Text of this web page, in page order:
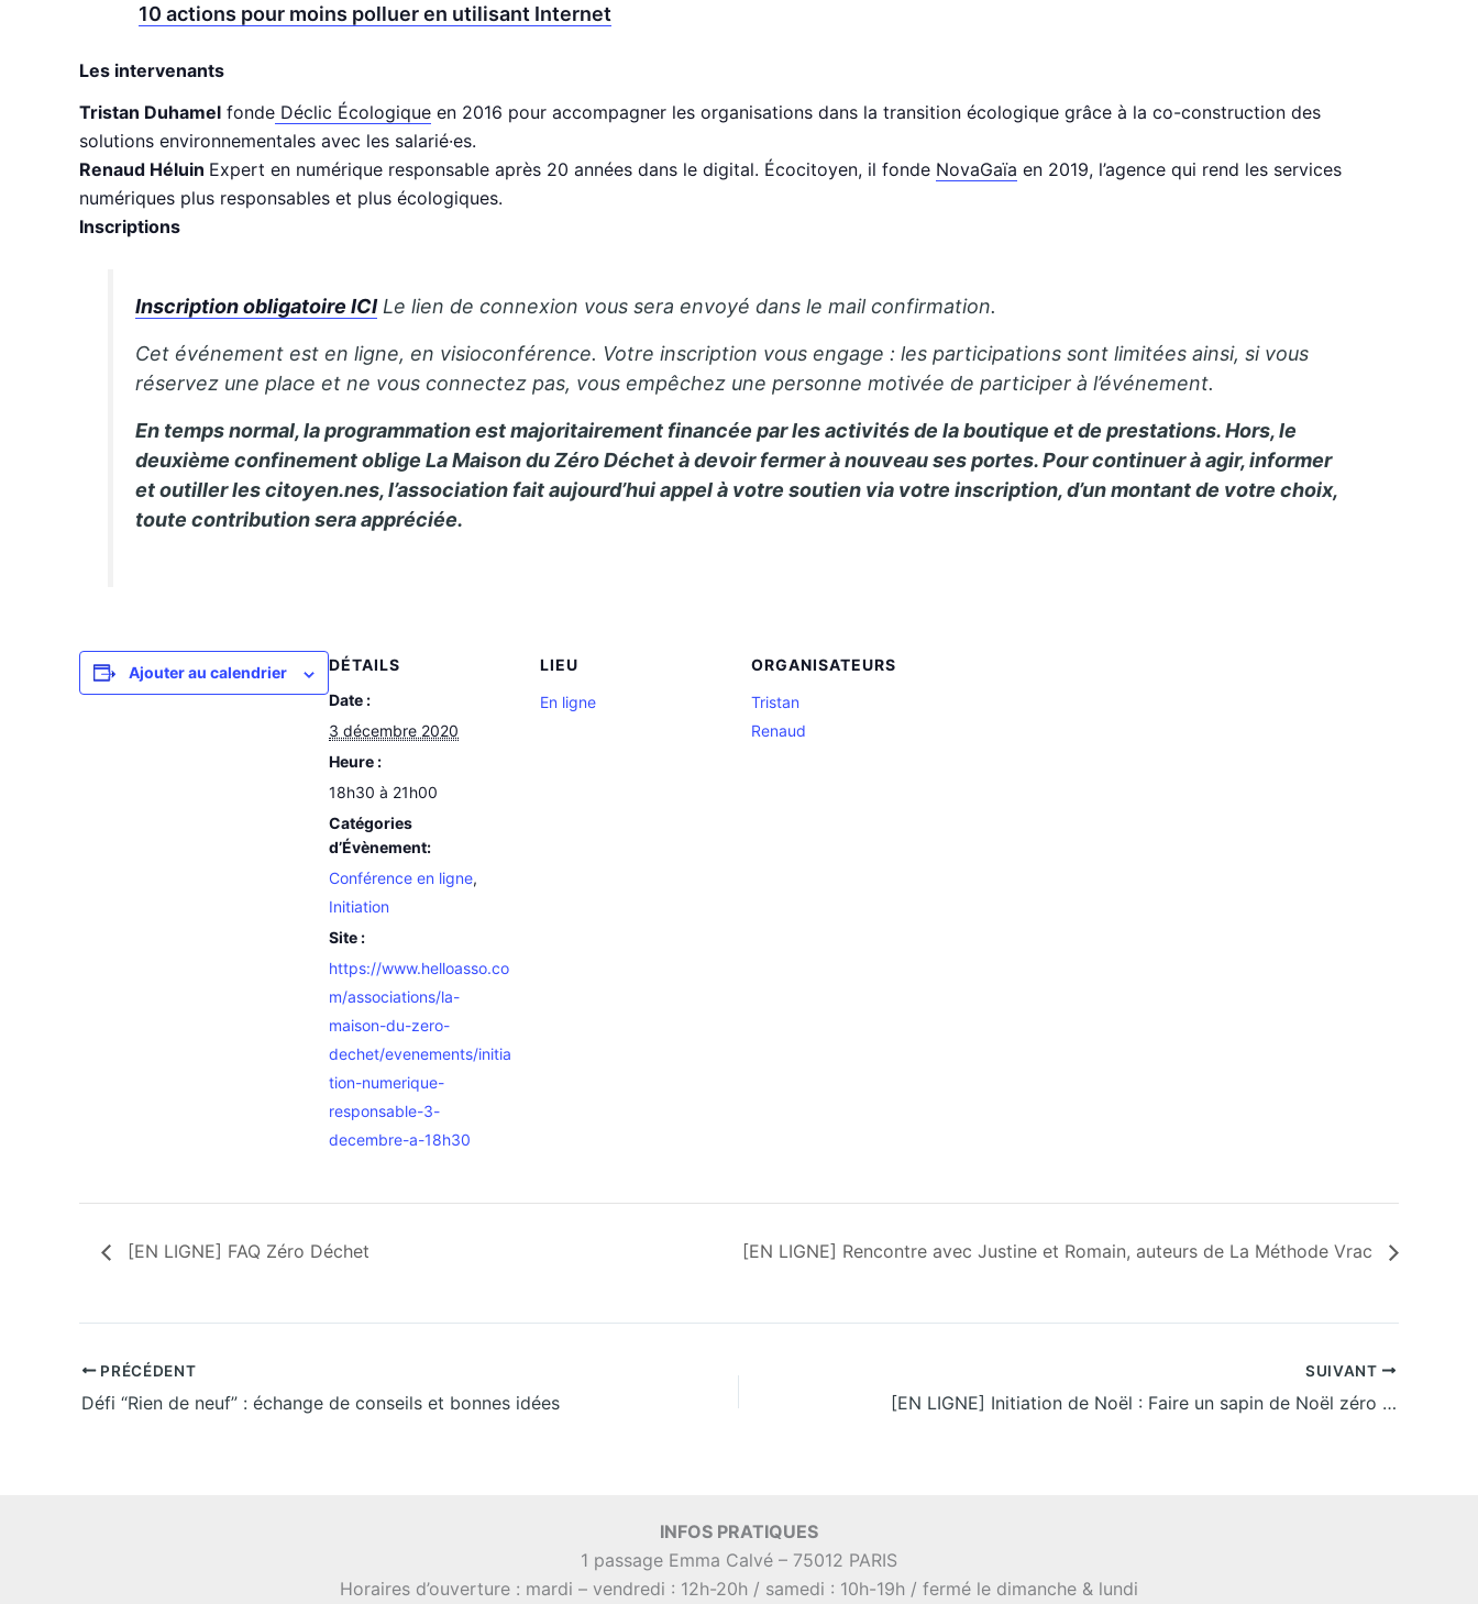
10 actions pour moins polluer en utilisant Internet
Les intervenants
Tristan Duhamel fonde Déclic Écologique en 2016 pour accompagner les organisations dans la transition écologique grâce à la co-construction des
solutions environnementales avec les salarié·es.
Renaud Héluin Expert en numérique responsable après 20 années dans le digital. Écocitoyen, il fonde NovaGaïa en 2019, l’agence qui rend les services
numériques plus responsables et plus écologiques.
Inscriptions
Inscription obligatoire ICI Le lien de connexion vous sera envoyé dans le mail confirmation.
Cet événement est en ligne, en visioconférence. Votre inscription vous engage : les participations sont limitées ainsi, si vous
réservez une place et ne vous connectez pas, vous empêchez une personne motivée de participer à l’événement.
En temps normal, la programmation est majoritairement financée par les activités de la boutique et de prestations. Hors, le
deuxième confinement oblige La Maison du Zéro Déchet à devoir fermer à nouveau ses portes. Pour continuer à agir, informer
et outiller les citoyen.nes, l’association fait aujourd’hui appel à votre soutien via votre inscription, d’un montant de votre choix,
toute contribution sera appréciée.
Ajouter au calendrier
DÉTAILS
Date :
3 décembre 2020
Heure :
18h30 à 21h00
Catégories
d’Évènement:
Conférence en ligne,
Initiation
Site :
https://www.helloasso.co
m/associations/la-
maison-du-zero-
dechet/evenements/initia
tion-numerique-
responsable-3-
decembre-a-18h30
LIEU
En ligne
ORGANISATEURS
Tristan
Renaud
[EN LIGNE] FAQ Zéro Déchet [EN LIGNE] Rencontre avec Justine et Romain, auteurs de La Méthode Vrac
PRÉCÉDENT
Défi “Rien de neuf” : échange de conseils et bonnes idées
SUIVANT
[EN LIGNE] Initiation de Noël : Faire un sapin de Noël zéro déchet
INFOS PRATIQUES
1 passage Emma Calvé – 75012 PARIS
Horaires d’ouverture : mardi – vendredi : 12h-20h / samedi : 10h-19h / fermé le dimanche & lundi